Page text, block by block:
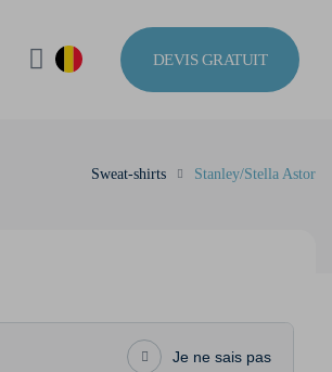
DEVIS GRATUIT
Sweat-shirts Stanley/Stella Astor
Je ne sais pas